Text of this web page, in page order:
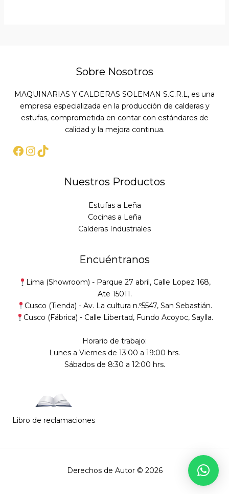
Sobre Nosotros
MAQUINARIAS Y CALDERAS SOLEMAN S.C.R.L, es una
empresa especializada en la producción de calderas y
estufas, comprometida en contar con estándares de
calidad y la mejora continua.
Nuestros Productos
Estufas a Leña
Cocinas a Leña
Calderas Industriales
Encuéntranos
Lima (Showroom) - Parque 27 abril, Calle Lopez 168,
Ate 15011.
Cusco (Tienda) -Av. La cultura n.º5547, San Sebastián.
Cusco (Fábrica) - Calle Libertad, Fundo Acoyoc, Saylla.
Horario de trabajo:
Lunes a Viernes de 13:00 a 19:00 hrs.
Sábados de 8:30 a 12:00 hrs.
Libro de reclamaciones
Derechos de Autor © 2026